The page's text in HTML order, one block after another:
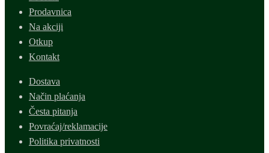
bila:
600 рсд.
Prodavnica
Na akciji
Otkup
Kontakt
Dostava
Način plaćanja
Česta pitanja
Povraćaj/reklamacije
Politika privatnosti